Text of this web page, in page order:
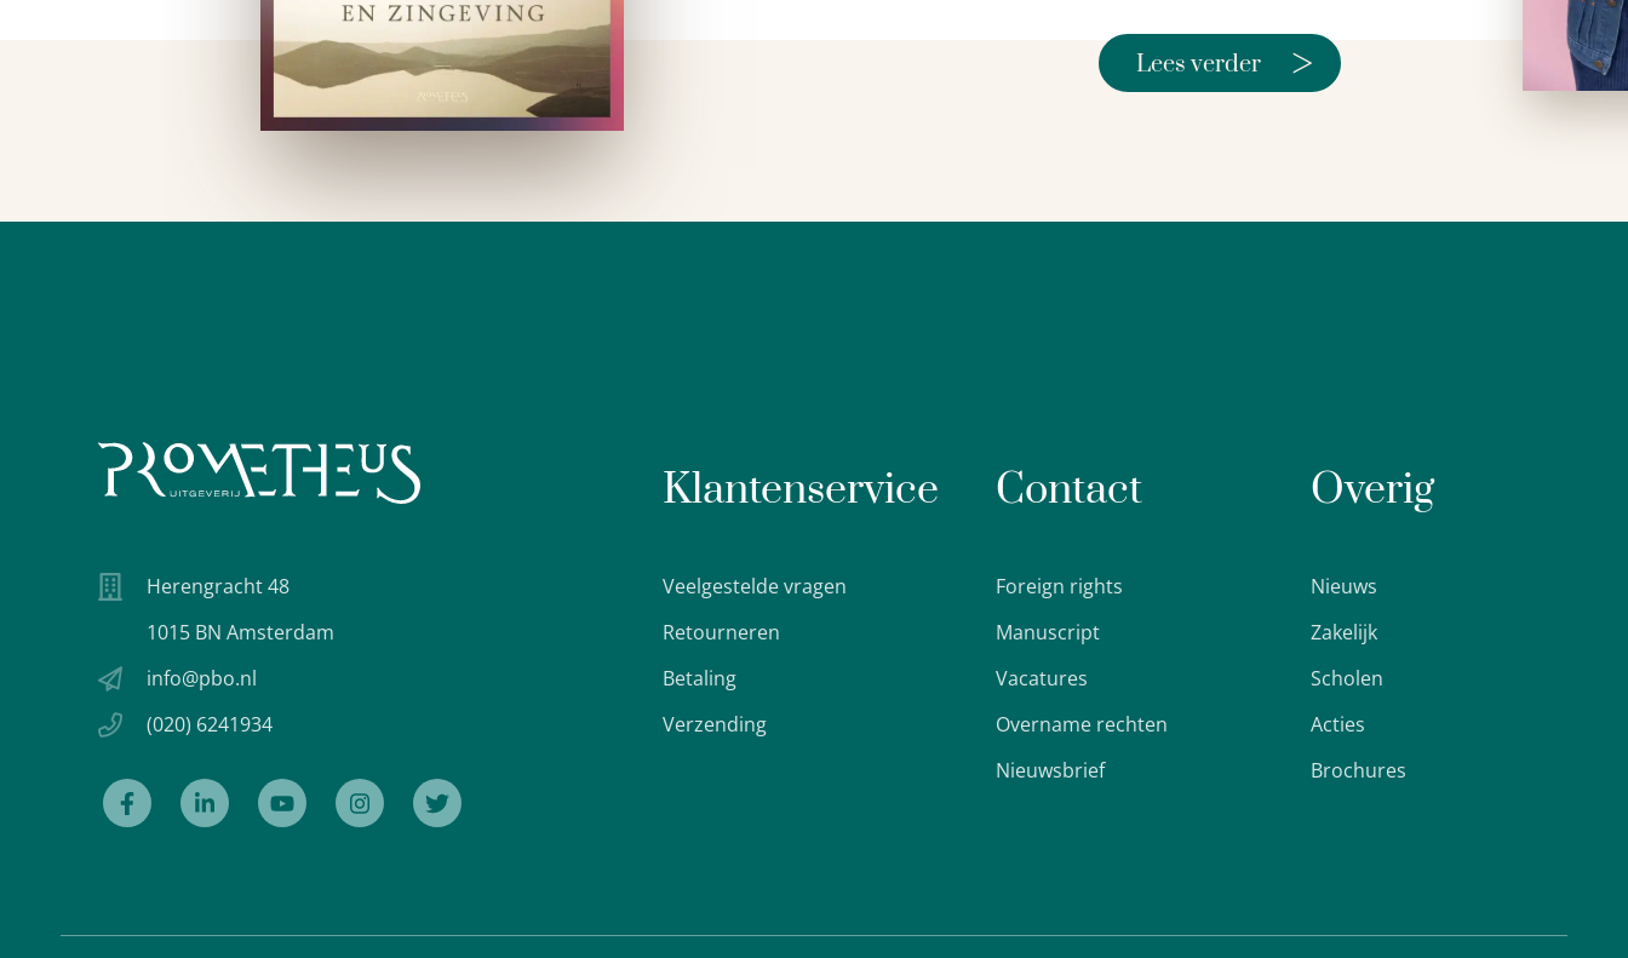
Lees verder >
Herengracht 48
1015 BN Amsterdam
info@pbo.nl
(020) 6241934
Klantenservice
Veelgestelde vragen
Retourneren
Betaling
Verzending
Contact
Foreign rights
Manuscript
Vacatures
Overname rechten
Nieuwsbrief
Overig
Nieuws
Zakelijk
Scholen
Acties
Brochures